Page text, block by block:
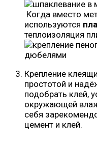
Когда вместо
используются
теплоизоляция
Крепление
простотой и
подобрать клей,
окружающей
себя
цемент и клей.